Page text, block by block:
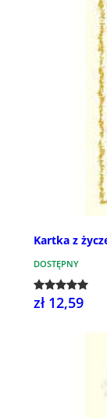
Kartka z
DOSTĘPNY
zł 12,59